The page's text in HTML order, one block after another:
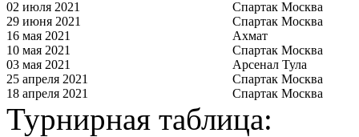
02 июля 2021
Спартак Москва
29 июня 2021
Спартак Москва
16 мая 2021
Ахмат
10 мая 2021
Спартак Москва
03 мая 2021
Арсенал Тула
25 апреля 2021
Спартак Москва
18 апреля 2021
Спартак Москва
Турнирная таблица: